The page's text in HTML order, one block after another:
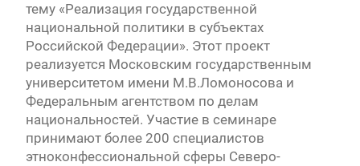
тему «Реализация государственной
национальной политики в субъектах
Российской Федерации». Этот проект
реализуется Московским государственным
университетом имени М.В.Ломоносова и
Федеральным агентством по делам
национальностей. Участие в семинаре
принимают более 200 специалистов
этноконфессиональной сферы Северо-